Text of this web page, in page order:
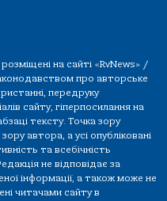
на сайті «RvNews» /
про авторське
передруку
сайту, гіперпосилання на
тексту. Точка зору
автора, а усі опубліковані
та всебічність
не відповідає за
інформації, а також може не
читачами сайту в